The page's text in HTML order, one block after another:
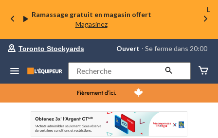
Ramassage gratuit en magasin offert
Magasinez
La
votre
préféré
Toronto
Stockyards,
courament
Ouvert,
ferme
dans
à
Toronto Stockyards Ouvert ⋅ Se ferme dans 20:00
Rechercher